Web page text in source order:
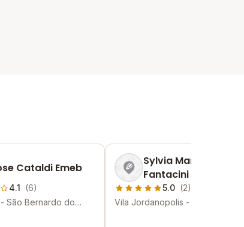
Cataldi Emeb
4.1 (6)
São Bernardo do
Sylvia Marilena
Fantacini Zanetti
Profa Emeb
5.0 (2)
Vila Jordanopolis - São